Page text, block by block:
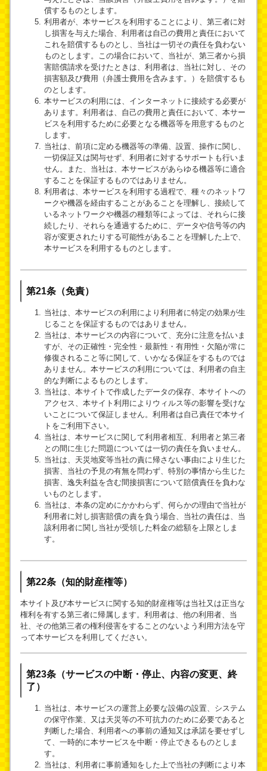
償するものとします。
利用者が、本サービスを利用することにより、第三者に対
し損害を与えた場合、利用者は自己の費用と責任において
これを賠償するものとし、当社は一切その責任を負わない
ものとします。この場合において、当社が、第三者から損
害賠償請求を受けたときは、利用者は、当社に対し、その
損害額及び費用（弁護士費用を含みます。）を賠償するも
のとします。
本サービスの利用には、インターネットに接続する必要が
あります。利用者は、自己の費用と責任において、本サー
ビスを利用するために必要となる機器等を用意するものと
します。
当社は、前項に定める機器等の準備、設置、操作に関し、
一切保証又は関与せず、利用者に対するサポートも行いま
せん。また、当社は、本サービスがあらゆる機器等に適合
することを保証するものではありません。
利用者は、本サービスを利用する過程で、種々のネットワ
ークや機器を経由することがあることを理解し、接続して
いるネットワークや機器の種類等によっては、それらに接
続したり、それらを通過するために、データや信号等の内
容が変更されたりする可能性があることを理解した上で、
本サービスを利用するものとします。
第21条（免責）
当社は、本サービスの利用により利用者に特定の効果が生
じることを保証するものではありません。
当社は、本サービスの内容について、充分に注意を払いま
すが、その正確性・完全性・最新性・有用性・欠陥が常に
修復されること等に関して、いかなる保証をするものでは
ありません。本サービスの利用については、利用者の自主
的な判断によるものとします。
当社は、本サイトで作成したデータの保存、本サイトへの
アクセス、本サイト利用によりウィルス等の影響を受けな
いことについて保証しません。利用者は自己責任で本サイ
トをご利用下さい。
当社は、本サービスに関して利用者相互、利用者と第三者
との間に生じた問題については一切の責任を負いません。
当社は、天災地変等当社の責に帰さない事由により生じた
損害、当社の予見の有無を問わず、特別の事情から生じた
損害、逸失利益を含む間接損害について賠償責任を負わな
いものとします。
当社は、本条の定めにかかわらず、何らかの理由で当社が
利用者に対し損害賠償の責を負う場合、当社の責任は、当
該利用者に関し当社が受領した料金の総額を上限としま
す。
第22条（知的財産権等）
本サイト及び本サービスに関する知的財産権等は当社又は正当な
権利を有する第三者に帰属します。利用者は、他の利用者、当
社、その他第三者の権利侵害をすることのないよう利用方法を守
って本サービスを利用してください。
第23条（サービスの中断・停止、内容の変更、終
了）
当社は、本サービスの運営上必要な設備の設置、システム
の保守作業、又は天災等の不可抗力のために必要であると
判断した場合、利用者への事前の通知又は承諾を要せずし
て、一時的に本サービスを中断・停止できるものとしま
す。
当社は、利用者に事前通知をした上で当社の判断により本